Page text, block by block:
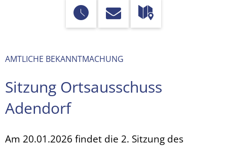
AMTLICHE BEKANNTMACHUNG
Sitzung Ortsausschuss
Adendorf
Am 20.01.2026 findet die 2. Sitzung des